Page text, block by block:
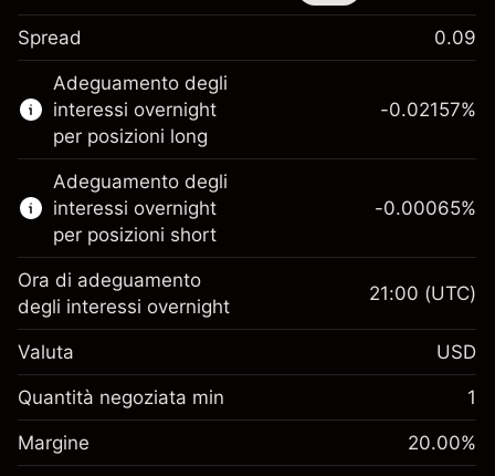
Questo strumento finanziario è disponibile
per il trading di CFD e knock-out.
Scopri di più su:
CFD
Knock-out
Spread 0.09
Adeguamento degli
interessi overnight
per posizioni long
Margine. Il tuo
$1,000.00
Adeguamento
finanziamento overnight
Oneri per l'intero valore della
posizione
%
(-$1.08)
-0.02157%
Adeguamento degli
interessi overnight
per posizioni short
Margine. Il tuo
investimento
$1,000.00
-0.00065%
Ora di adeguamento
degli interessi overnight
21:00 (UTC)
Valuta USD
Quantità negoziata min 1
Margine 20.00%